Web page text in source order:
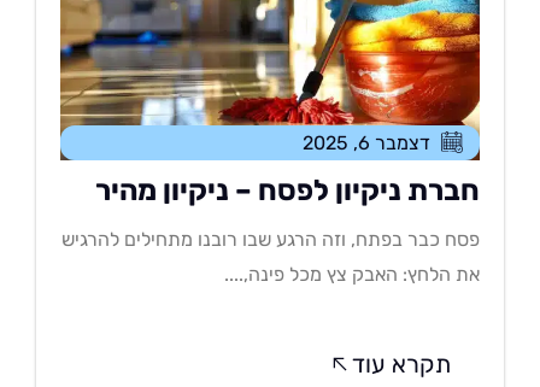
דצמבר 6, 2025
ניקיון לפסח – ניקיון מהיר
כבר בפתח, וזה הרגע שבו רובנו מתחילים להרגיש
הלחץ: האבק צץ מכל פינה,....
תקרא עוד